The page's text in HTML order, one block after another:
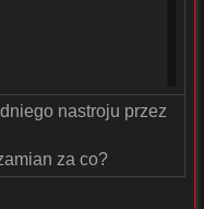
nastroju przez
za co?